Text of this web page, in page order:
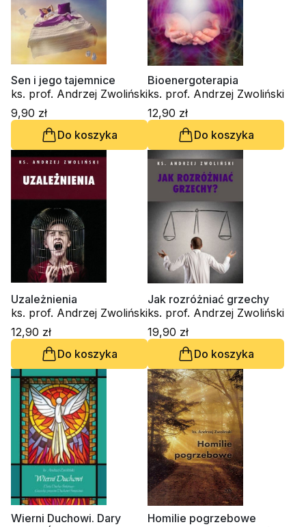
Sen i jego tajemnice
ks. prof. Andrzej Zwoliński
9,90 zł
Do koszyka
Bioenergoterapia
ks. prof. Andrzej Zwoliński
12,90 zł
Do koszyka
Uzależnienia
ks. prof. Andrzej Zwoliński
12,90 zł
Do koszyka
Jak rozróżniać grzechy
ks. prof. Andrzej Zwoliński
19,90 zł
Do koszyka
Wierni Duchowi. Dary
Homilie pogrzebowe